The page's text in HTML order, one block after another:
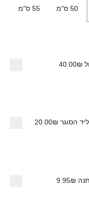
50 ס"מ 55 ס"מ
40.00₪
הסוגר 20.00₪
9.95₪